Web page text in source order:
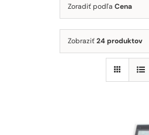
Zoradiť podľa Cena
Zobraziť24 produktov